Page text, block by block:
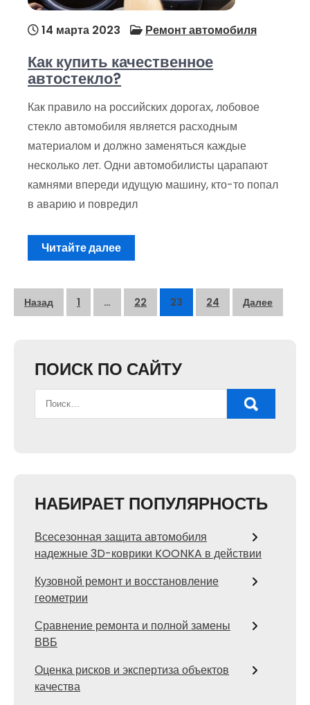
14 марта 2023 Ремонт автомобиля
Как купить качественное
автостекло?
Как правило на российских дорогах, лобовое
стекло автомобиля является расходным
материалом и должно заменяться каждые
несколько лет. Одни автомобилисты царапают
камнями впереди идущую машину, кто-то попал
в аварию и повредил
Читайте далее
Пагинация
Назад 1 … 22 23 24 Далее
ПОИСК ПО САЙТУ
НАБИРАЕТ ПОПУЛЯРНОСТЬ
Всесезонная защита автомобиля
надежные 3D-коврики KOONKA в действии
Кузовной ремонт и восстановление
геометрии
Сравнение ремонта и полной замены
ВВБ
Оценка рисков и экспертиза объектов
качества